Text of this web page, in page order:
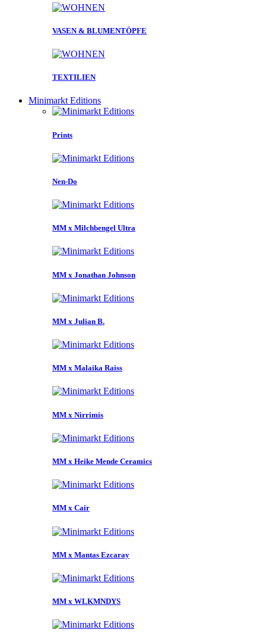
VASEN & BLUMENTÖPFE
TEXTILIEN
Minimarkt Editions
Prints
Nen-Do
MM x Milchbengel Ultra
MM x Jonathan Johnson
MM x Julian B.
MM x Malaika Raiss
MM x Nirrimis
MM x Heike Mende Ceramics
MM x Cair
MM x Mantas Ezcaray
MM x WLKMNDYS